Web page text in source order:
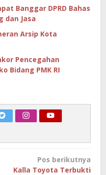
Banggar DPRD Bahas
dan Jasa
Arsip Kota
Pencegahan
Bidang PMK RI
Pos berikutnya
Kalla Toyota Terbukti